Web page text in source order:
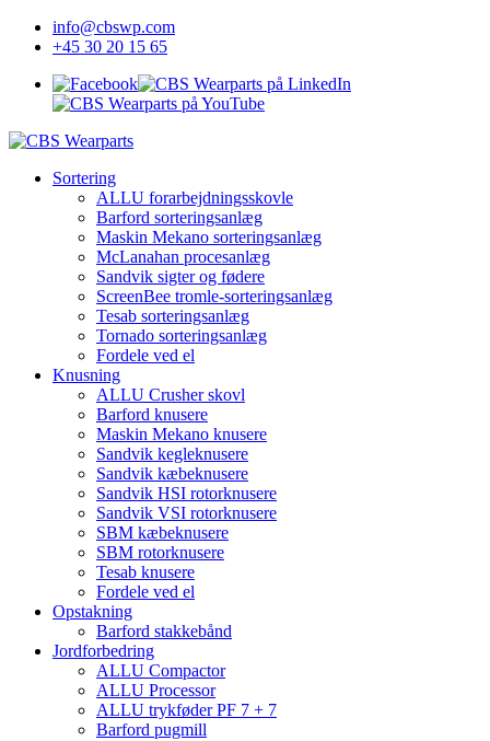
info@cbswp.com
+45 30 20 15 65
Sortering
ALLU forarbejdningsskovle
Barford sorteringsanlæg
Maskin Mekano sorteringsanlæg
McLanahan procesanlæg
Sandvik sigter og fødere
ScreenBee tromle-sorteringsanlæg
Tesab sorteringsanlæg
Tornado sorteringsanlæg
Fordele ved el
Knusning
ALLU Crusher skovl
Barford knusere
Maskin Mekano knusere
Sandvik kegleknusere
Sandvik kæbeknusere
Sandvik HSI rotorknusere
Sandvik VSI rotorknusere
SBM kæbeknusere
SBM rotorknusere
Tesab knusere
Fordele ved el
Opstakning
Barford stakkebånd
Jordforbedring
ALLU Compactor
ALLU Processor
ALLU trykføder PF 7 + 7
Barford pugmill